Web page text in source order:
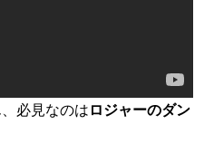
必見なのは ロジャーのダン